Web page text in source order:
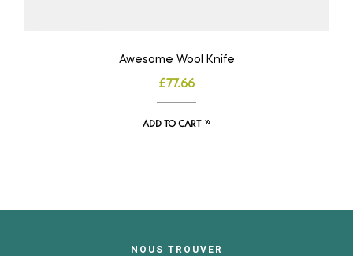
Awesome Wool Knife
£77.66
ADD TO CART
NOUS TROUVER